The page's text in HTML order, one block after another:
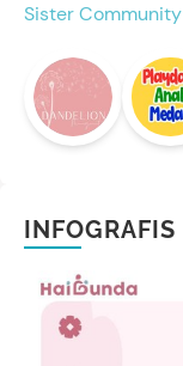
Sister Community
INFOGRAFIS